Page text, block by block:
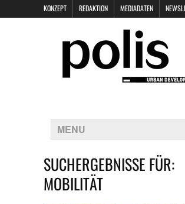
KONZEPT REDAKTION MEDIADATEN
DATENSCHUTZ
MENU
SUCHERGEBNISSE FÜR:
MOBILITÄT